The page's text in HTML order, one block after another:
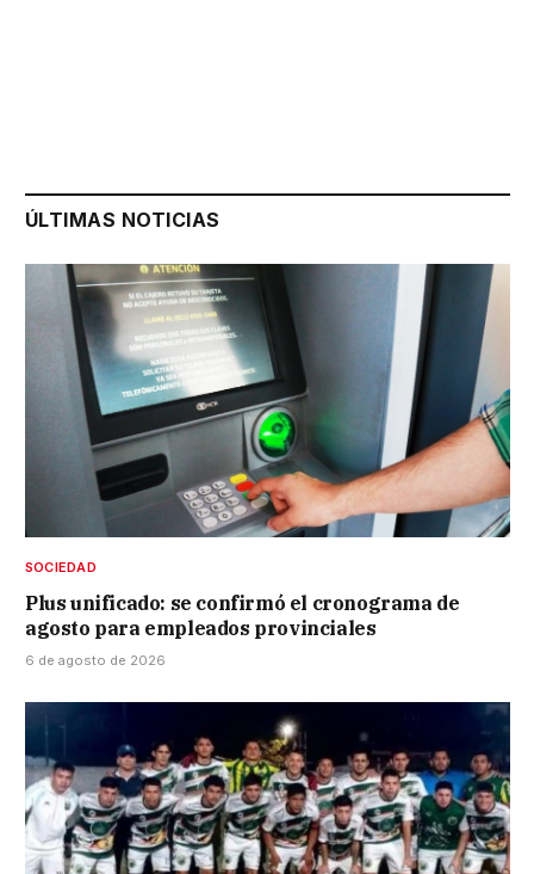
ÚLTIMAS NOTICIAS
SOCIEDAD
Plus unificado: se confirmó el cronograma de
agosto para empleados provinciales
6 de agosto de 2026